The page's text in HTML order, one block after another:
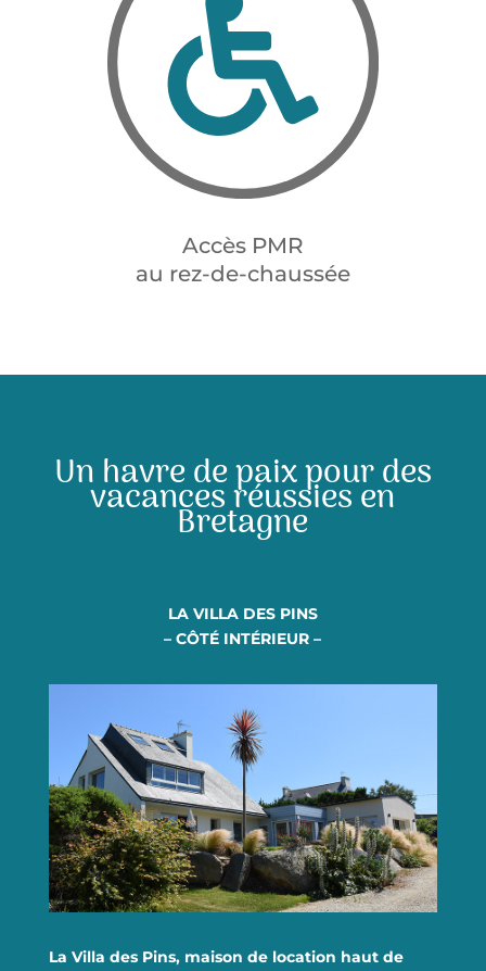
Accès PMR
au rez-de-chaussée
Un havre de paix pour des
vacances réussies en
Bretagne
LA VILLA DES PINS
– CÔTÉ INTÉRIEUR –
EN SAVOIR PLUS
La Villa des Pins, maison de location haut de